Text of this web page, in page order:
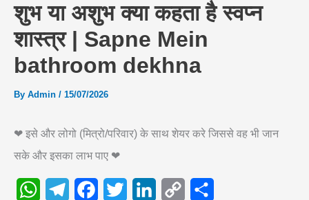
शुभ या अशुभ क्या कहता है स्वप्न
शास्त्र | Sapne Mein
bathroom dekhna
By Admin / 15/07/2026
❤ इसे और लोगो (मित्रो/परिवार) के साथ शेयर करे जिससे वह भी जान
सके और इसका लाभ पाए ❤
W